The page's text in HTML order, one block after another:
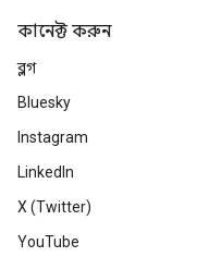
কানেক্ট করুন
ব্লগ
Bluesky
Instagram
LinkedIn
X (Twitter)
YouTube